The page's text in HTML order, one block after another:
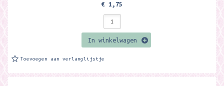
€ 1,75
In winkelwagen
Toevoegen aan verlanglijstje